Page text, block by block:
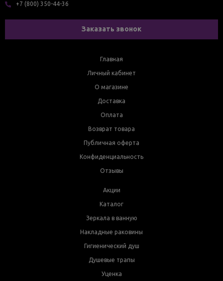
+7 (800) 350-44-36
Заказать звонок
Главная
Личный кабинет
О магазине
Доставка
Оплата
Возврат товара
Публичная оферта
Конфиденциальность
Отзывы
Акции
Каталог
Зеркала в ванную
Накладные раковины
Гигиенический душ
Душевые трапы
Уценка